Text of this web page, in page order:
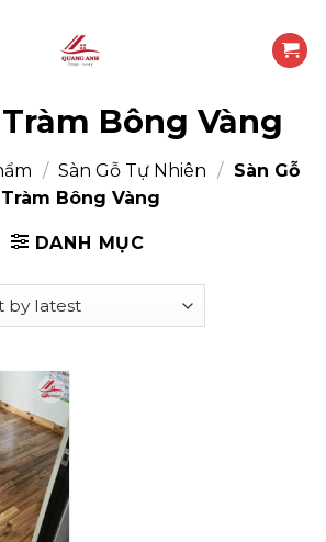
Bông Vàng
/ Sàn Gỗ Tự Nhiên / Sàn Gỗ
Tràm Bông Vàng
DANH MỤC